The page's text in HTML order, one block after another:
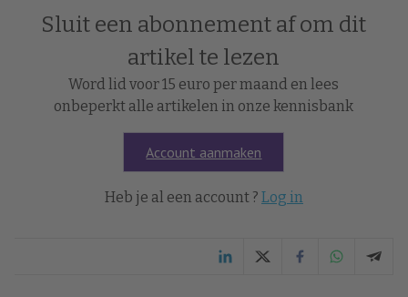
Sluit een abonnement af om dit
artikel te lezen
Word lid voor 15 euro per maand en lees
onbeperkt alle artikelen in onze kennisbank
Account aanmaken
Heb je al een account ? Log in